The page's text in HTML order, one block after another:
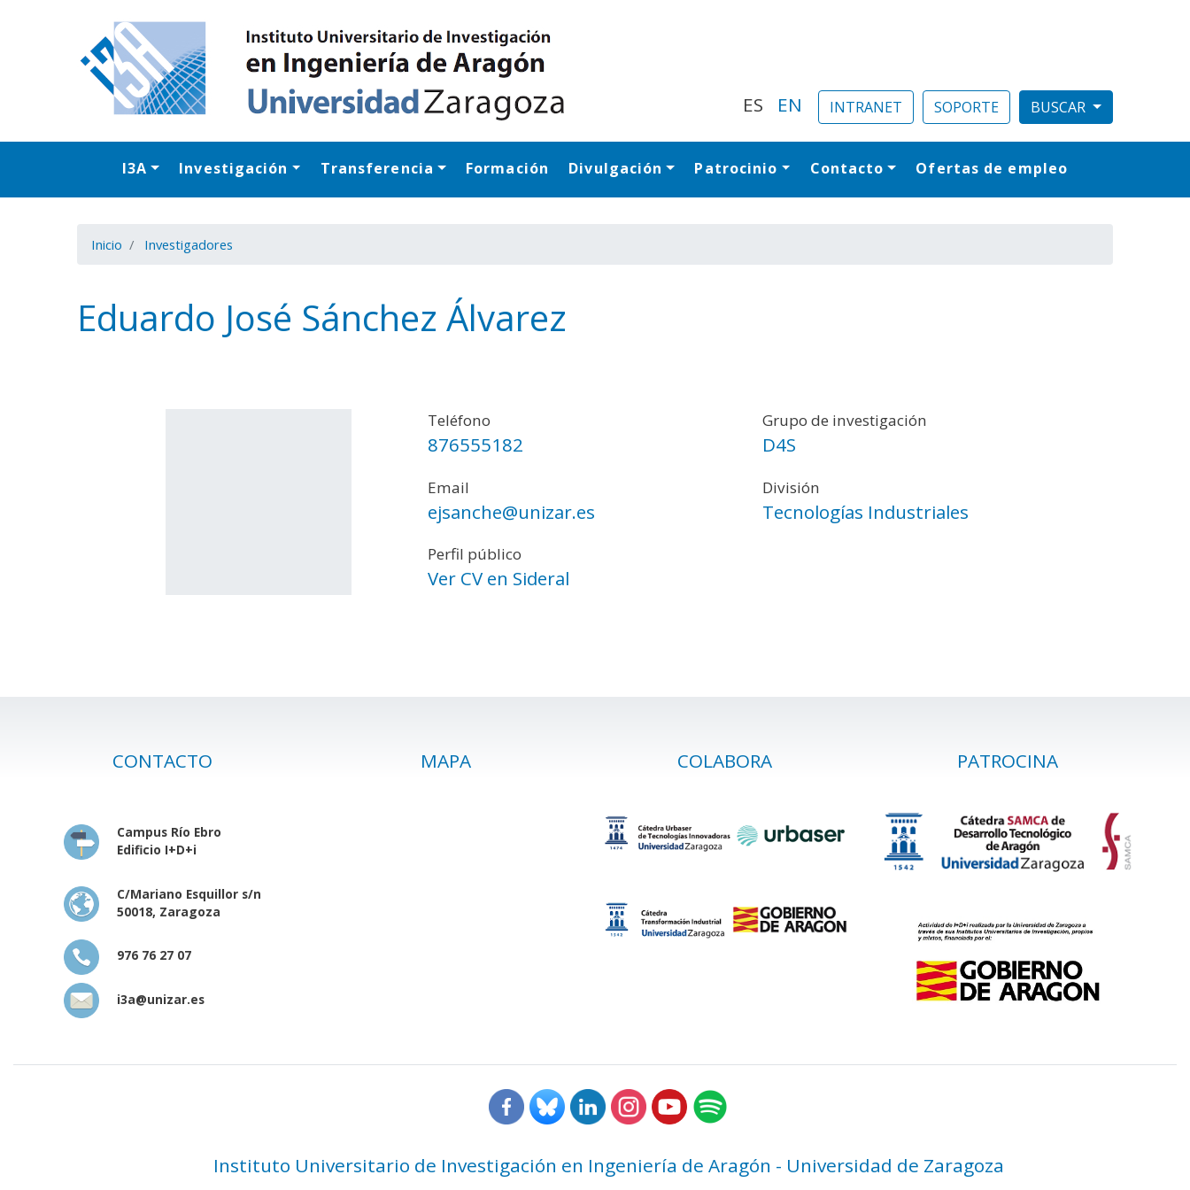
ES EN INTRANET SOPORTE
Navegación principal
I3A Investigación Transferencia Formación Divulgación Patrocinio Contacto Ofertas de empleo
Inicio Investigadores
Eduardo José Sánchez Álvarez
Teléfono
876555182
Email
ejsanche@unizar.es
Perfil público
Ver CV en Sideral
Grupo de investigación
D4S
División
Tecnologías Industriales
CONTACTO
Campus Río Ebro
Edificio I+D+i
C/Mariano Esquillor s/n
50018, Zaragoza
976 76 27 07
i3a@unizar.es
MAPA COLABORA PATROCINA
Instituto Universitario de Investigación en Ingeniería de Aragón - Universidad de Zaragoza